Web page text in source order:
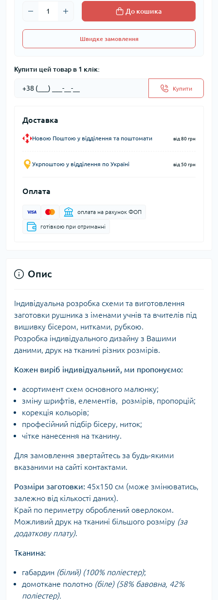
До кошика
Швидке замовлення
Купити цей товар в 1 клік:
Купити
Доставка
Новою Поштою у відділення та поштомати від 80 грн
Укрпоштою у відділення по Україні від 50 грн
Оплата
оплата на рахунок ФОП
готівкою при отриманні
Опис
Індивідуальна розробка схеми та виготовлення
заготовки рушника з іменами учнів та вчителів під
вишивку бісером, нитками, рубкою.
Розробка індивідуального дизайну з Вашими
даними, друк на тканині різних розмірів.
Кожен виріб індивідуальний, ми пропонуємо:
асортимент схем основного малюнку;
зміну шрифтів, елементів, розмірів, пропорцій;
корекція кольорів;
професійний підбір бісеру, ниток;
чітке нанесення на тканину.
Для замовлення звертайтесь за будь-якими
вказаними на сайті контактами.
Розміри заготовки: 45х150 см (може змінюватись,
залежно від кількості даних).
Край по периметру оброблений оверлоком.
Можливий друк на тканині більшого розміру (за
додаткову плату).
Тканина:
габардин (білий) (100% поліестер);
домоткане полотно (біле) (58% бавовна, 42%
поліестер).